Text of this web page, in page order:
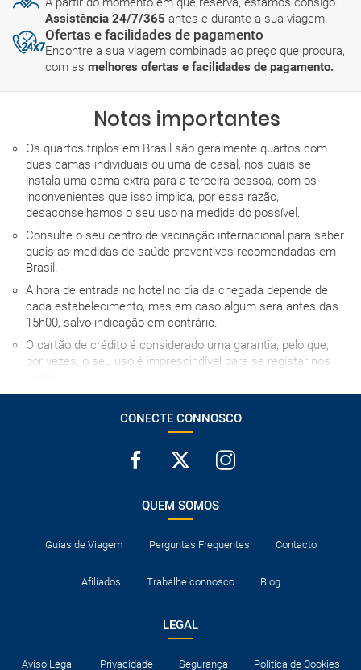
Assistência 24/7/365 antes e durante a sua viagem.
Ofertas e facilidades de pagamento
Encontre a sua viagem combinada ao preço que procura,
com as melhores ofertas e facilidades de pagamento.
Notas importantes
Os quartos triplos em Brasil são geralmente quartos com
duas camas individuais ou uma de casal, nos quais se
instala uma cama extra para a terceira pessoa, com os
inconvenientes que isso implica, por essa razão,
desaconselhamos o seu uso na medida do possível.
Consulte o seu centro de vacinação internacional para saber
quais as medidas de saúde preventivas recomendadas em
Brasil.
A hora de entrada no hotel no dia da chegada depende de
cada estabelecimento, mas em caso algum será antes das
15h00, salvo indicação em contrário.
O cartão de crédito é considerado uma garantia, pelo que,
por vezes, o seu uso é imprescindível para se registar nos
Caso contrário, terão de dividir cama com um adulto.
destinos visitados e para trânsito nos países onde são feitas
CONECTE CONNOSCO
QUEM SOMOS
Guias de Viagem Perguntas Frequentes Contacto
Afiliados Trabalhe connosco Blog
LEGAL
Aviso Legal Privacidade Segurança Política de Cookies